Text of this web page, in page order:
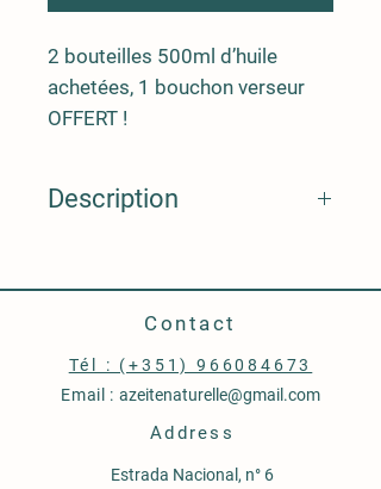
2 bouteilles 500ml d’huile
achetées, 1 bouchon verseur
OFFERT !
Description
Contact
‭Tél : (+351) 966084673
Email : azeitenaturelle@gmail.com
Address
Estrada Nacional, n° 6